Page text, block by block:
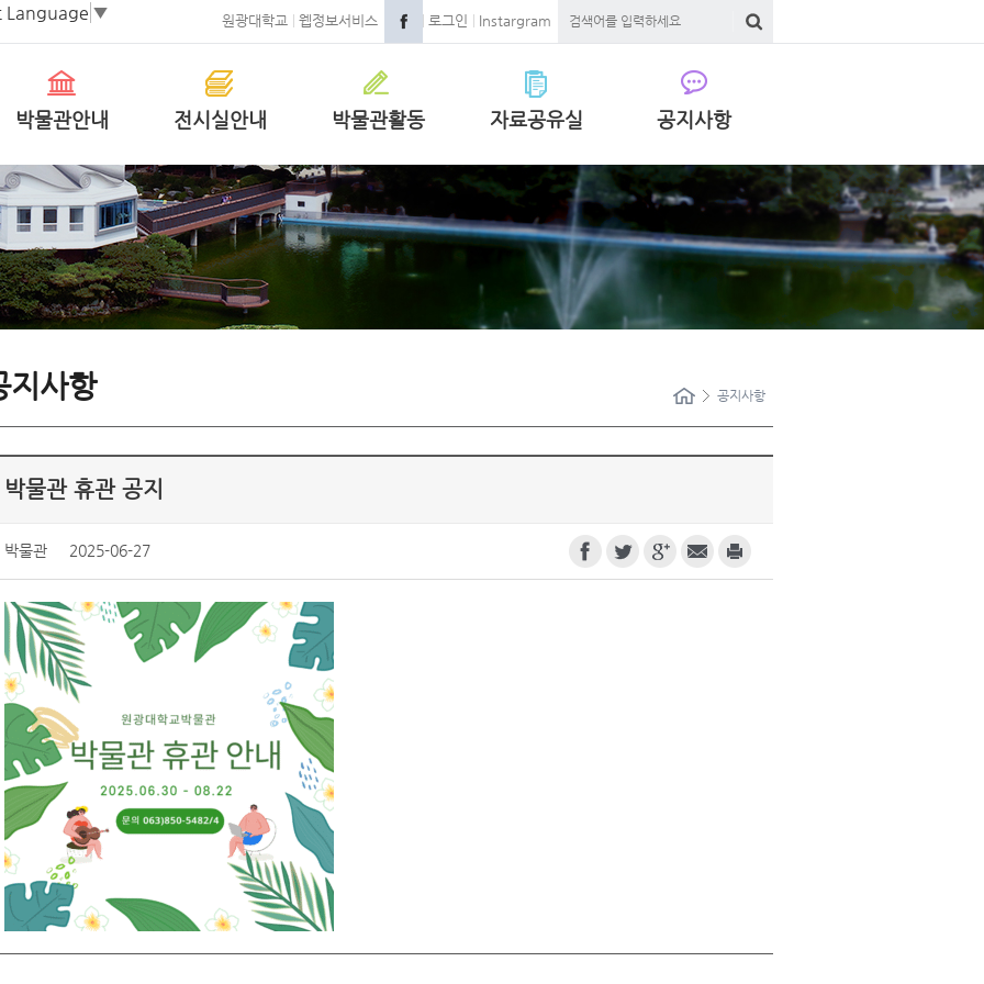
원광대학교 웹정보서비스 로그인 Instargram
Language ▼
박물관안내 전시실안내 박물관활동 자료공유실 공지사항
지사항 공지사항
박물관 휴관 공지
박물관 2025-06-27